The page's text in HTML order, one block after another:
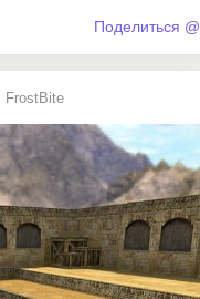
Поделиться @
FrostBite